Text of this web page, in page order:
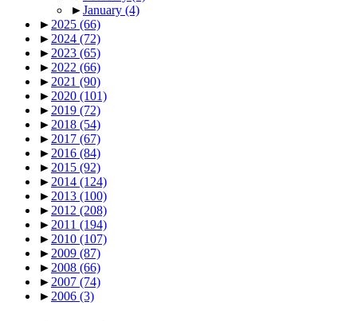
►January (4)
► 2025 (66)
► 2024 (72)
► 2023 (65)
► 2022 (66)
► 2021 (90)
► 2020 (101)
► 2019 (72)
► 2018 (54)
► 2017 (67)
► 2016 (84)
► 2015 (92)
► 2014 (124)
► 2013 (100)
► 2012 (208)
► 2011 (194)
► 2010 (107)
► 2009 (87)
► 2008 (66)
► 2007 (74)
► 2006 (3)